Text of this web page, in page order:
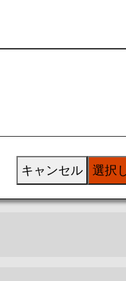
代表例が国土交通
化学物質の危険有
が取れない場合は
選択
キャンセル